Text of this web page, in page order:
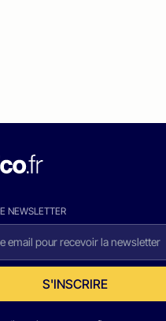
NEWSLETTER
S'INSCRIRE